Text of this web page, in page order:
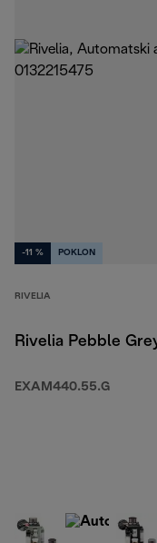
-11 % POKLON
RIVELIA
Rivelia Pebble
EXAM440.55.G